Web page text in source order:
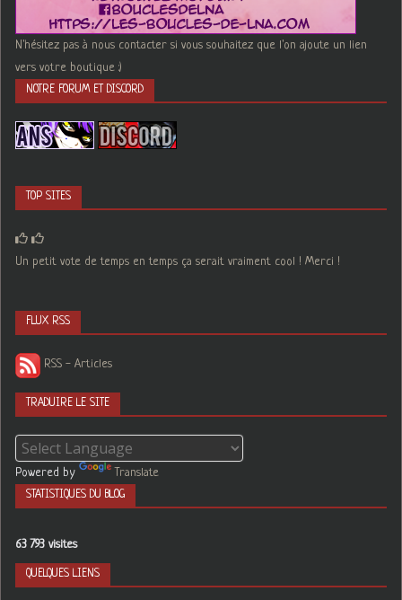
N'hésitez pas à nous contacter si vous souhaitez que l'on ajoute un lien
vers votre boutique :)
NOTRE FORUM ET DISCORD
TOP SITES
Un petit vote de temps en temps ça serait vraiment cool ! Merci !
FLUX RSS
RSS - Articles
TRADUIRE LE SITE
Powered by Translate
STATISTIQUES DU BLOG
63 793 visites
QUELQUES LIENS